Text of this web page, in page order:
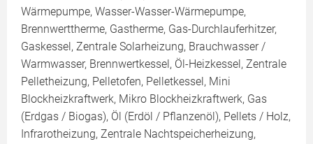
Wärmepumpe, Wasser-Wasser-Wärmepumpe,
Brennwerttherme, Gastherme, Gas-Durchlauferhitzer,
Gaskessel, Zentrale Solarheizung, Brauchwasser /
Warmwasser, Brennwertkessel, Öl-Heizkessel, Zentrale
Pelletheizung, Pelletofen, Pelletkessel, Mini
Blockheizkraftwerk, Mikro Blockheizkraftwerk, Gas
(Erdgas / Biogas), Öl (Erdöl / Pflanzenöl), Pellets / Holz,
Infrarotheizung, Zentrale Nachtspeicherheizung,